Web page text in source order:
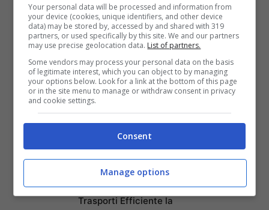
6.3 devastò L’Aquila e uccise 309 persone.
Articoli recentiNapoli tra le Top 10 Città
Mondiali per il Workcation
2026: Cultura, Cibo e
Trasporti Efficiente la
Your personal data will be processed and information from
your device (cookies, unique identifiers, and other device
data) may be stored by, accessed by and shared with 319
partners, or used specifically by this site. We and our partners
may use precise geolocation data. List of partners.
Some vendors may process your personal data on the basis
of legitimate interest, which you can object to by managing
your options below. Look for a link at the bottom of this page
or in the site menu to manage or withdraw consent in privacy
and cookie settings.
Consent
Manage options